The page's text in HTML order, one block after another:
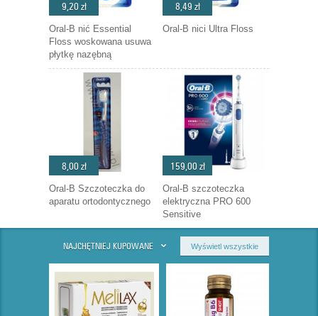
9,20 zł
Oral-B nić Essential
Floss woskowana usuwa
płytkę nazębną
8,49 zł
Oral-B nici Ultra Floss
8,00 zł
Oral-B Szczoteczka do
aparatu ortodontycznego
159,00 zł
Oral-B szczoteczka
elektryczna PRO 600
Sensitive
NAJCHĘTNIEJ KUPOWANE Wyświetl wszystkie